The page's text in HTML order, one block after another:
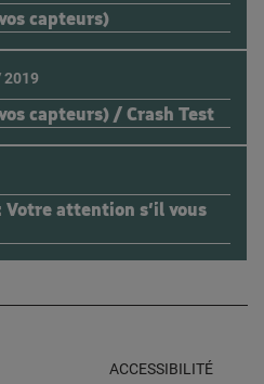
capteurs)
capteurs) / Crash Test
2019
attention s’il vous
ACCESSIBILITÉ